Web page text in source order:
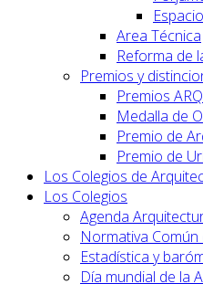
Area Técnica
Reforma de
Premios y
Premios
Medalla de
Premio de
Premio de
Los Colegios de
Los Colegios
Agenda
Normativa Común
Estadística y
Día mundial de la